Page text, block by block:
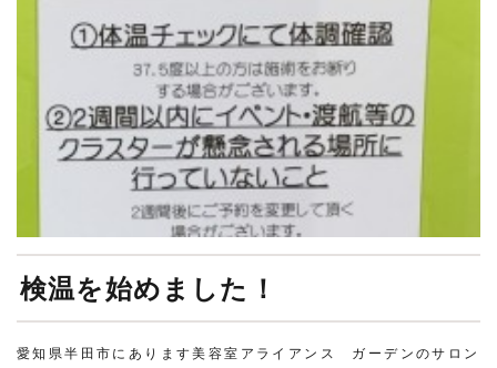
検温を始めました！
愛知県半田市にあります美容室アライアンス ガーデンのサロン